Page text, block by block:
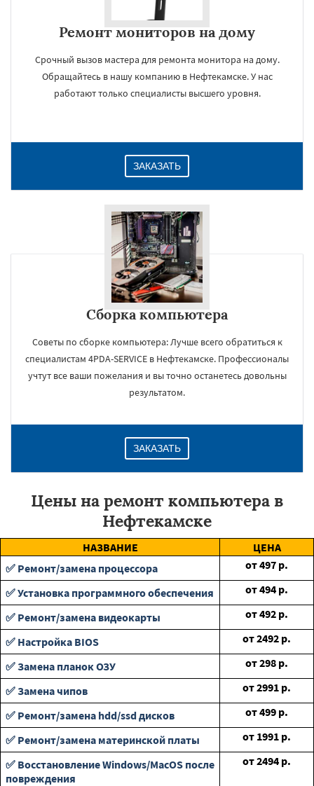
Ремонт мониторов на дому
Срочный вызов мастера для ремонта монитора на дому.
Обращайтесь в нашу компанию в Нефтекамске. У нас
работают только специалисты высшего уровня.
ЗАКАЗАТЬ
Сборка компьютера
Советы по сборке компьютера: Лучше всего обратиться к
специалистам 4PDA-SERVICE в Нефтекамске. Профессионалы
учтут все ваши пожелания и вы точно останетесь довольны
результатом.
ЗАКАЗАТЬ
Цены на ремонт компьютера в
Нефтекамске
НАЗВАНИЕ
ЦЕНА
✅ Ремонт/замена процессора
от497 р.
✅ Установка программного обеспечения
от494 р.
✅ Ремонт/замена видеокарты
от492 р.
✅ Настройка BIOS
от2492 р.
✅ Замена планок ОЗУ
от298 р.
✅ Замена чипов
от2991 р.
✅ Ремонт/замена hdd/ssd дисков
от499 р.
✅ Ремонт/замена материнской платы
от 1991 р.
✅ Восстановление Windows/MacOS после
повреждения
от2494 р.